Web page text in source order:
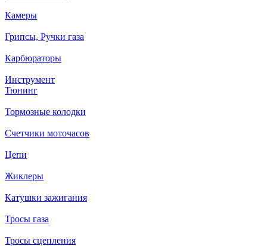
Камеры
Грипсы, Ручки газа
Карбюраторы
Инструмент
Тюнинг
Тормозные колодки
Счетчики моточасов
Цепи
Жиклеры
Катушки зажигания
Тросы газа
Тросы сцепления